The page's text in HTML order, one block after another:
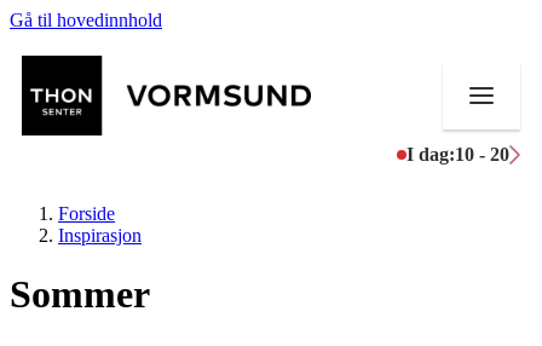
Gå til hovedinnhold
I dag:10 - 20
Forside
Inspirasjon
Sommer